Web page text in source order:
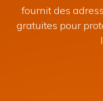
fournit des
gratuites pour